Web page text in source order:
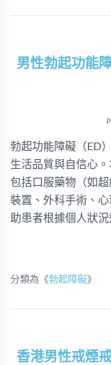
男性勃起功能
勃起功能障礙（ED
生活品質與自信心
包括口服藥物（如
裝置、外科手術、
助患者根據個人狀
分類為《勃起障礙》
香港男性戒煙